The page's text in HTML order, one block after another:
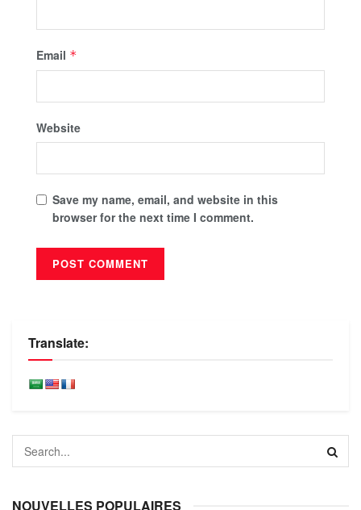
Email *
Website
Save my name, email, and website in this
browser for the next time I comment.
Translate:
NOUVELLES POPULAIRES